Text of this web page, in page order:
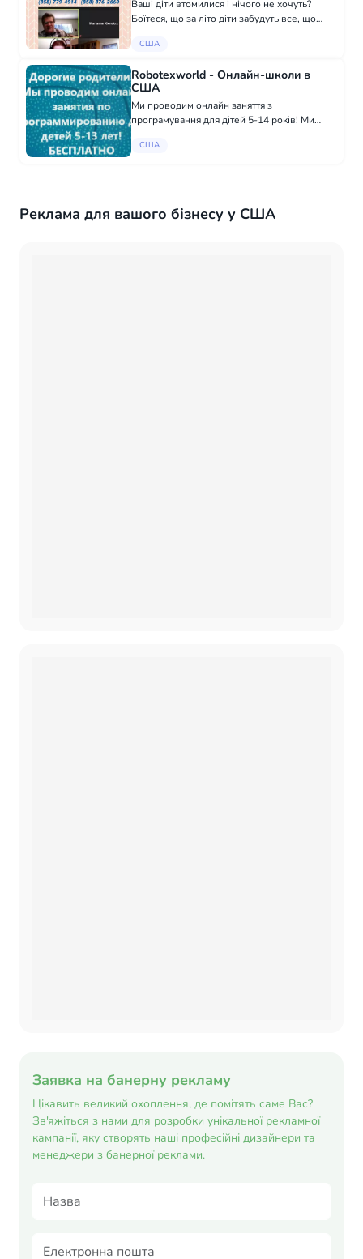
Ваші діти втомилися і нічого не хочуть?
Боїтеся, що за літо діти забудуть все, що
приголомшлива більшість двомовних дітей
США
Robotexworld - Онлайн-школи в
США
Ми проводим онлайн заняття з
програмування для дітей 5-14 років! Ми
навчання алгоритмам програмування
США
Реклама для вашого бізнесу у США
Заявка на банерну рекламу
Цікавить великий охоплення, де помітять саме Вас?
Зв'яжіться з нами для розробки унікальної рекламної
кампанії, яку створять наші професійні дизайнери та
менеджери з банерної реклами.